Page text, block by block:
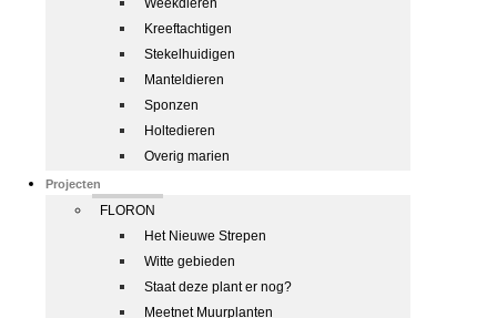
Weekdieren
Kreeftachtigen
Stekelhuidigen
Manteldieren
Sponzen
Holtedieren
Overig marien
Projecten
FLORON
Het Nieuwe Strepen
Witte gebieden
Staat deze plant er nog?
Meetnet Muurplanten